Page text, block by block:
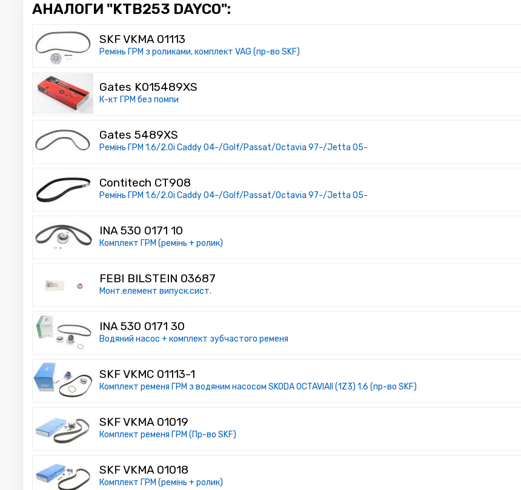
АНАЛОГИ "KTB253 DAYCO":
SKF VKMA 01113
Ремінь ГРМ з роликами, комплект VAG (пр-во SKF)
Gates K015489XS
К-кт ГРМ без помпи
Gates 5489XS
Ремінь ГРМ 1.6/2.0i Caddy 04-/Golf/Passat/Octavia 97-/Jetta 05-
Contitech CT908
Ремінь ГРМ 1.6/2.0i Caddy 04-/Golf/Passat/Octavia 97-/Jetta 05-
INA 530 0171 10
Комплект ГРМ (ремінь + ролик)
FEBI BILSTEIN 03687
Монт.елемент випуск.сист.
INA 530 0171 30
Водяний насос + комплект зубчастого ременя
SKF VKMC 01113-1
Комплект ременя ГРМ з водяним насосом SKODA OCTAVIAII (1Z3) 1.6 (пр-во SKF)
SKF VKMA 01019
Комплект ременя ГРМ (Пр-во SKF)
SKF VKMA 01018
Комплект ГРМ (ремінь + ролик)